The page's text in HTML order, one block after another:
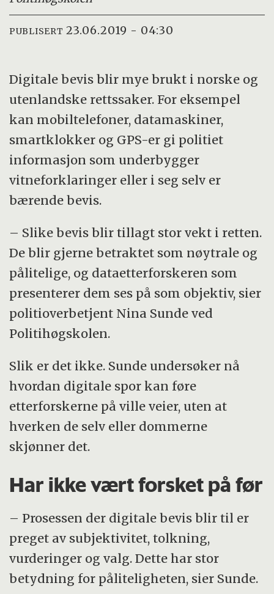
PUBLISERT 23.06.2019 - 04:30
Digitale bevis blir mye brukt i norske og
utenlandske rettssaker. For eksempel
kan mobiltelefoner, datamaskiner,
smartklokker og GPS-er gi politiet
informasjon som underbygger
vitneforklaringer eller i seg selv er
bærende bevis.
– Slike bevis blir tillagt stor vekt i retten.
De blir gjerne betraktet som nøytrale og
pålitelige, og dataetterforskeren som
presenterer dem ses på som objektiv, sier
politioverbetjent Nina Sunde ved
Politihøgskolen.
Slik er det ikke. Sunde undersøker nå
hvordan digitale spor kan føre
etterforskerne på ville veier, uten at
hverken de selv eller dommerne
skjønner det.
Har ikke vært forsket på før
– Prosessen der digitale bevis blir til er
preget av subjektivitet, tolkning,
vurderinger og valg. Dette har stor
betydning for påliteligheten, sier Sunde.